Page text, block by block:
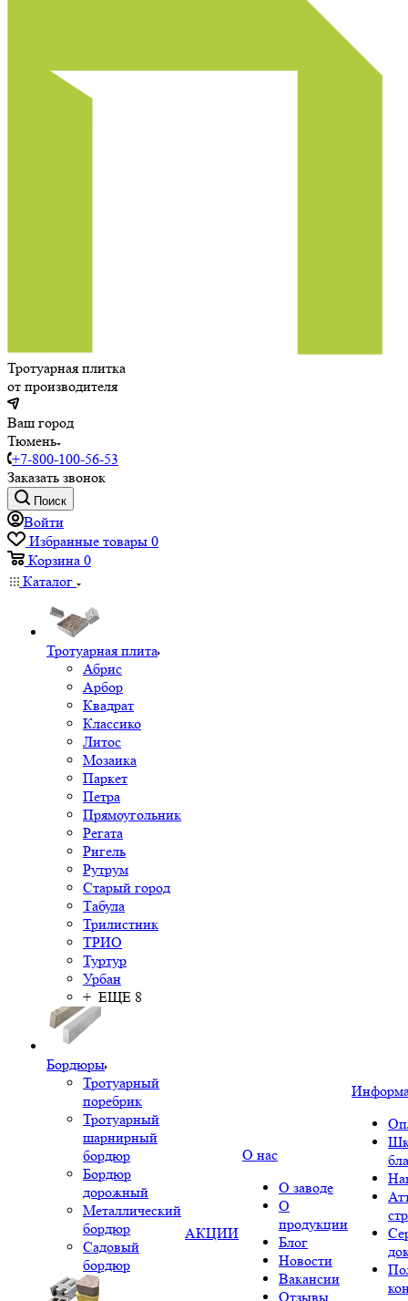
Тротуарная плитка
от производителя
Ваш город
Тюмень
+7-800-100-56-53
Заказать звонок
Поиск
Войти
Избранные товары 0
Корзина 0
Каталог
Тротуарная плита
Абрис
Арбор
Квадрат
Классико
Литос
Мозаика
Паркет
Петра
Прямоугольник
Регата
Ригель
Рутрум
Старый город
Табула
Трилистник
ТРИО
Туртур
Урбан
+ ЕЩЕ 8
Бордюры
Тротуарный
поребрик
Тротуарный
шарнирный
бордюр
Бордюр
дорожный
Металлический
бордюр
Садовый
бордюр
АКЦИИ
О нас
О заводе
О
продукции
Блог
Новости
Вакансии
Отзывы